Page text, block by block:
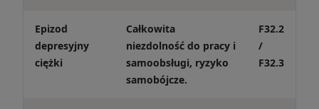
Epizod
depresyjny
ciężki
Całkowita
niezdolność do pracy i
samoobsługi, ryzyko
samobójcze.
F32.2
/
F32.3